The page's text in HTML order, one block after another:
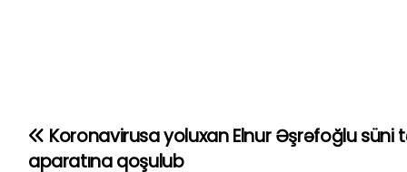
Y Koronavirusa yoluxan Elnur Əşrəfoğlu süni
aparatına qoşulub